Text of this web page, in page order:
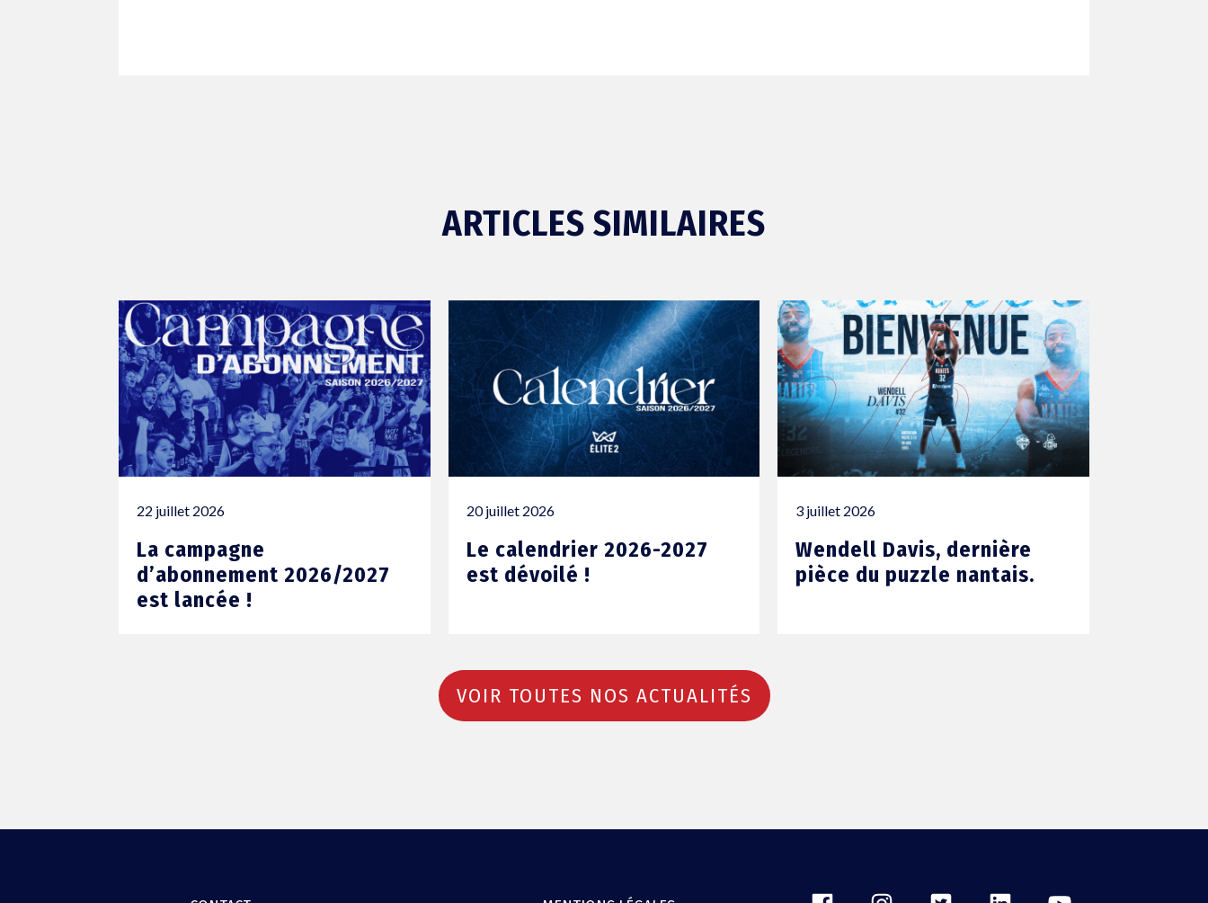
ARTICLES SIMILAIRES
22 juillet 2026
La campagne
d’abonnement 2026/2027
est lancée !
20 juillet 2026
Le calendrier 2026-2027
est dévoilé !
3 juillet 2026
Wendell Davis, dernière
pièce du puzzle nantais.
VOIR TOUTES NOS ACTUALITÉS